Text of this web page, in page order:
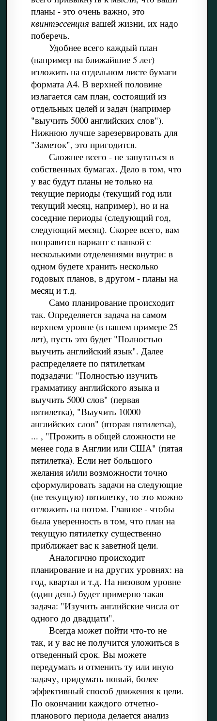
планы - это очень важно, это
квинтэссенция вашей жизни, их надо
поберечь.
Удобнее всего каждый план
(например на ближайшие 5 лет)
изложить на отдельном листе бумаги
формата А4. В верхней половине
излагается сам план, состоящий из
отдельных целей и задач (например
"выучить 5000 английских слов").
Нижнюю лучше зарезервировать для
"Заметок", это пригодится.
Сложнее всего - не запутаться в
собственных бумагах. Дело в том, что
у вас будут планы не только на
текущие периоды (текущий год или
текущий месяц, например), но и на
соседние периоды (следующий год,
следующий месяц). Скорее всего, вам
понравится вариант с папкой с
несколькими отделениями внутри: в
одном будете хранить несколько
годовых планов, в другом - планы на
месяц и т.д.
Само планирование происходит
так. Определяется задача на самом
верхнем уровне (в нашем примере 25
лет), пусть это будет "Полностью
выучить английский язык". Далее
распределяете по пятилеткам
подзадачи: "Полностью изучить
грамматику английского языка и
выучить 5000 слов" (первая
пятилетка), "Выучить 10000
английских слов" (вторая пятилетка),
... , "Прожить в общей сложности не
менее года в Англии или США" (пятая
пятилетка). Если нет большого
желания и/или возможности точно
сформулировать задачи на следующие
(не текущую) пятилетку, то это можно
отложить на потом. Главное - чтобы
была уверенность в том, что план на
текущую пятилетку существенно
приближает вас к заветной цели.
Аналогично происходит
планирование и на других уровнях: на
год, квартал и т.д. На низовом уровне
(один день) будет примерно такая
задача: "Изучить английские числа от
одного до двадцати".
Всегда может пойти что-то не
так, и у вас не получится уложиться в
отведенный срок. Вы можете
передумать и отменить ту или иную
задачу, придумать новый, более
эффективный способ движения к цели.
По окончании каждого отчетно-
планового периода делается анализ